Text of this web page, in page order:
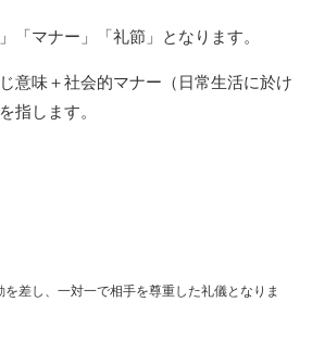
「マナー」「礼節」となります。
意味＋社会的マナー（日常生活に於け
指します。
差し、一対一で相手を尊重した礼儀となりま